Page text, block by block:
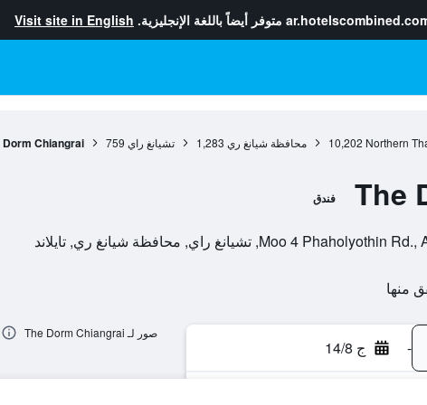
متوفر أيضاً باللغة الإنجليزية. Visit site in English
Northern
10,202 محافظة شيانغ ري 1,283 تشيانغ راي 759
Dorm Chiangrai
The فندق
- ج 14/8
صور لـ The Dorm Chiangrai